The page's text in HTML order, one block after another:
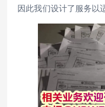
因此我们设计了服务以